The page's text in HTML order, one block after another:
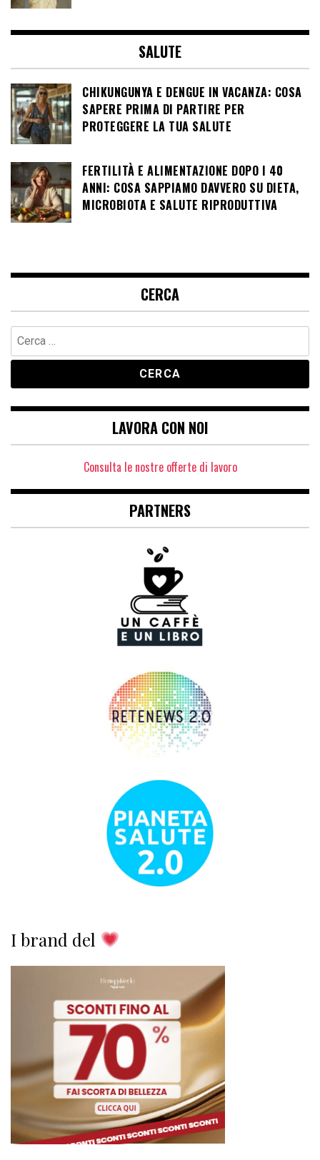
SALUTE
CHIKUNGUNYA E DENGUE IN VACANZA: COSA
SAPERE PRIMA DI PARTIRE PER
PROTEGGERE LA TUA SALUTE
FERTILITÀ E ALIMENTAZIONE DOPO I 40
ANNI: COSA SAPPIAMO DAVVERO SU DIETA,
MICROBIOTA E SALUTE RIPRODUTTIVA
CERCA
Ricerca
per:
LAVORA CON NOI
Consulta le nostre offerte di lavoro
PARTNERS
I brand del